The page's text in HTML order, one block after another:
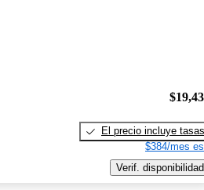
El precio incluye tasas
$384/mes
Verif. disponibilidad